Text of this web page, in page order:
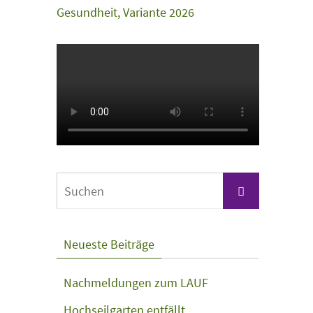
Suchen
Neueste Beiträge
Nachmeldungen zum LAUF